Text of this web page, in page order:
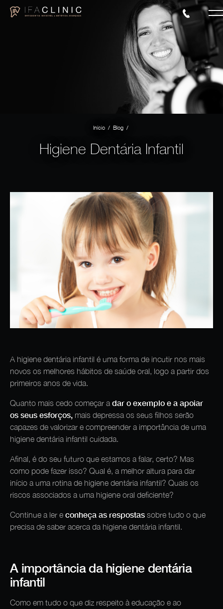
Início / Blog /
Higiene Dentária Infantil
A higiene dentária infantil é uma forma de incutir nos mais
novos os melhores hábitos de saúde oral, logo a partir dos
primeiros anos de vida.
Quanto mais cedo começar a dar o exemplo e a apoiar
os seus esforços, mais depressa os seus filhos serão
capazes de valorizar e compreender a importância de uma
higiene dentária infantil cuidada.
Afinal, é do seu futuro que estamos a falar, certo? Mas
como pode fazer isso? Qual é, a melhor altura para dar
início a uma rotina de higiene dentária infantil? Quais os
riscos associados a uma higiene oral deficiente?
Continue a ler e conheça as respostas sobre tudo o que
precisa de saber acerca da higiene dentária infantil.
A importância da higiene dentária
infantil
Como em tudo o que diz respeito à educação e ao